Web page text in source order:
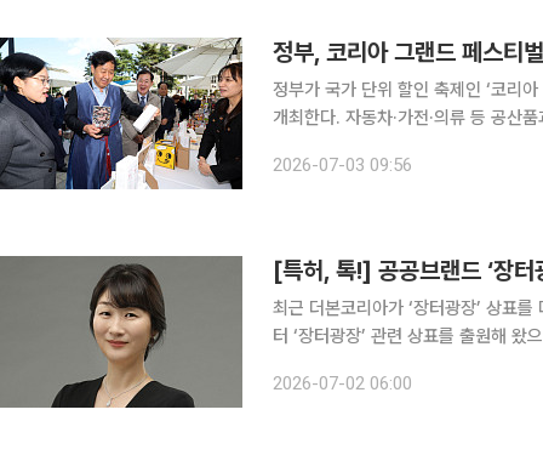
정부, 코리아 그랜드 페스
정부가 국가 단위 할인 축제인 ‘코리
개최한다. 자동차·가전·의류 등 공산
청사에서 열린 비상경제본부 회의 겸
2026-07-03 09:56
[특허, 톡!] 공공브랜드 ‘장터
최근 더본코리아가 ‘장터광장’ 상표
터 ‘장터광장’ 관련 상표를 출원해 왔
다는 이유로 등록을 거절한 바 있다.
2026-07-02 06:00